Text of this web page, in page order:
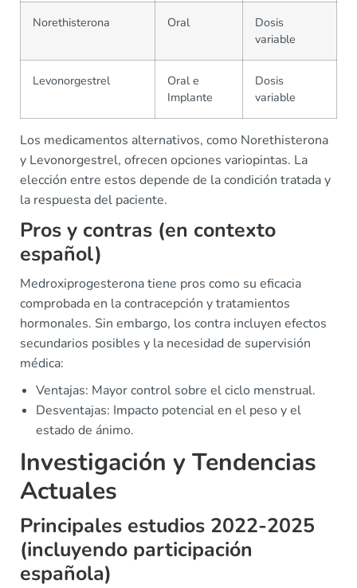
Norethisterona Oral
Dosis
variable
Levonorgestrel
Oral e
Implante
Dosis
variable
Los medicamentos alternativos, como Norethisterona
y Levonorgestrel, ofrecen opciones variopintas. La
elección entre estos depende de la condición tratada y
la respuesta del paciente.
Pros y contras (en contexto
español)
Medroxiprogesterona tiene pros como su eficacia
comprobada en la contracepción y tratamientos
hormonales. Sin embargo, los contra incluyen efectos
secundarios posibles y la necesidad de supervisión
médica:
Ventajas: Mayor control sobre el ciclo menstrual.
Desventajas: Impacto potencial en el peso y el
estado de ánimo.
Investigación y Tendencias
Actuales
Principales estudios 2022-2025
(incluyendo participación
española)